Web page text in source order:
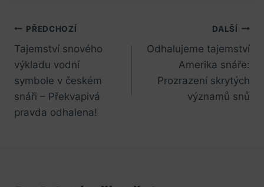
Navigace
pro
příspěvek
PŘEDCHOZÍ
Tajemství snového
výkladu vodní
symbole v českém
snáři – Překvapivá
pravda odhalena!
DALŠÍ
Odhalujeme tajemství
Amerika snáře:
Prozrazení skrytých
významů snů